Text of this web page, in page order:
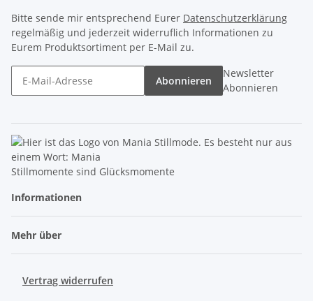
Bitte sende mir entsprechend Eurer Datenschutzerklärung
regelmäßig und jederzeit widerruflich Informationen zu
Eurem Produktsortiment per E-Mail zu.
Abonnieren
Newsletter
Abonnieren
Stillmomente sind Glücksmomente
Informationen
Mehr über
Vertrag widerrufen